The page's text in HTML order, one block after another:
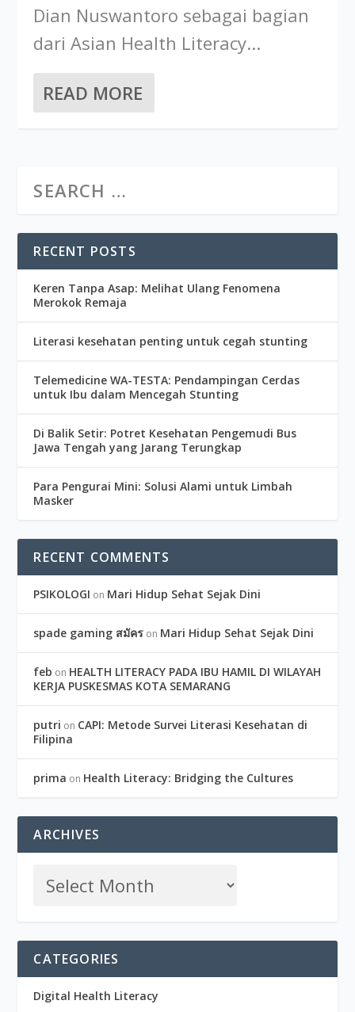
Dian Nuswantoro sebagai bagian
dari Asian Health Literacy...
READ MORE
RECENT POSTS
Keren Tanpa Asap: Melihat Ulang Fenomena
Merokok Remaja
Literasi kesehatan penting untuk cegah stunting
Telemedicine WA-TESTA: Pendampingan Cerdas
untuk Ibu dalam Mencegah Stunting
Di Balik Setir: Potret Kesehatan Pengemudi Bus
Jawa Tengah yang Jarang Terungkap
Para Pengurai Mini: Solusi Alami untuk Limbah
Masker
RECENT COMMENTS
PSIKOLOGI on Mari Hidup Sehat Sejak Dini
spade gaming สมัคร on Mari Hidup Sehat Sejak Dini
feb on HEALTH LITERACY PADA IBU HAMIL DI WILAYAH
KERJA PUSKESMAS KOTA SEMARANG
putri on CAPI: Metode Survei Literasi Kesehatan di
Filipina
prima on Health Literacy: Bridging the Cultures
ARCHIVES
CATEGORIES
Digital Health Literacy